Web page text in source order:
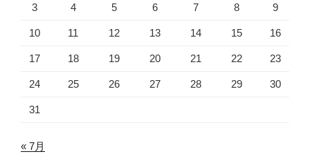
3 4 5 6 7 8 9
10 11 12 13 14 15 16
17 18 19 20 21 22 23
24 25 26 27 28 29 30
31
« 7月